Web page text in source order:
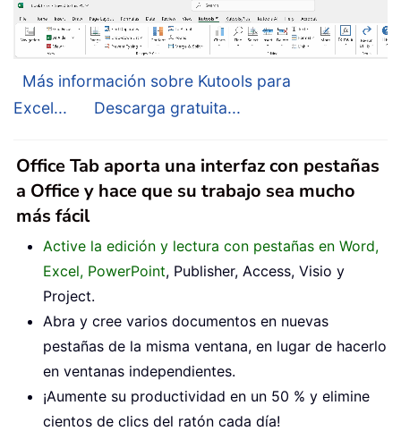
Más información sobre Kutools para
Excel...
Descarga gratuita...
Office Tab aporta una interfaz con pestañas
a Office y hace que su trabajo sea mucho
más fácil
Active la edición y lectura con pestañas en Word,
Excel, PowerPoint, Publisher, Access, Visio y
Project.
Abra y cree varios documentos en nuevas
pestañas de la misma ventana, en lugar de hacerlo
en ventanas independientes.
¡Aumente su productividad en un 50 % y elimine
cientos de clics del ratón cada día!